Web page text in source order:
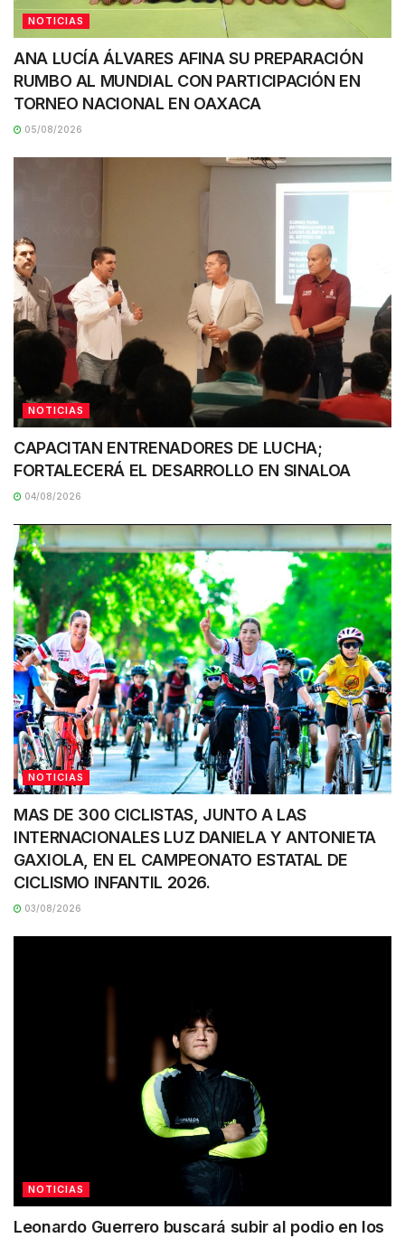
NOTICIAS
ANA LUCÍA ÁLVARES AFINA SU PREPARACIÓN
RUMBO AL MUNDIAL CON PARTICIPACIÓN EN
TORNEO NACIONAL EN OAXACA
05/08/2026
NOTICIAS
CAPACITAN ENTRENADORES DE LUCHA;
FORTALECERÁ EL DESARROLLO EN SINALOA
04/08/2026
NOTICIAS
MAS DE 300 CICLISTAS, JUNTO A LAS
INTERNACIONALES LUZ DANIELA Y ANTONIETA
GAXIOLA, EN EL CAMPEONATO ESTATAL DE
CICLISMO INFANTIL 2026.
03/08/2026
NOTICIAS
Leonardo Guerrero buscará subir al podio en los